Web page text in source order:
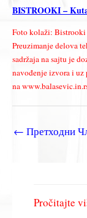
BISTROOKI –
Foto kolaži:
Preuzimanje delova
sadržaja na sajtu je
navođenje izvora i
na
← Претходни
Pročitajte